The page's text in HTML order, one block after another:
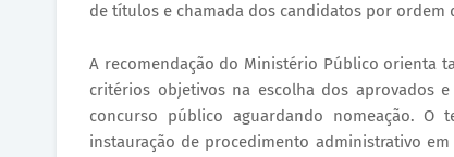
de títulos e chamada dos candidatos por ordem
A recomendação do Ministério Público orienta
critérios objetivos na escolha dos aprovados
concurso público aguardando nomeação.
instauração de procedimento administrativo